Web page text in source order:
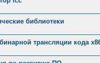
библиотеки
трансляции кода